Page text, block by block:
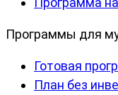
Программы для
Готовая
План без